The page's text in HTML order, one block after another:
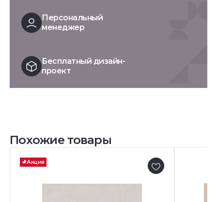
Персональный
менеджер
Бесплатный дизайн-
проект
Похожие товары
Акция